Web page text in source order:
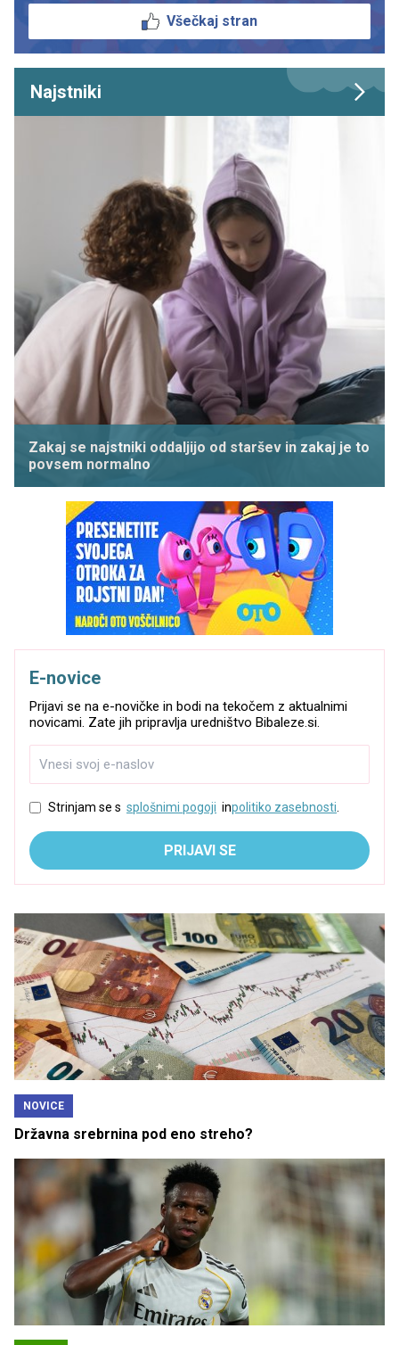
Všečkaj stran
Najstniki
Zakaj se najstniki oddaljijo od staršev in zakaj je to
povsem normalno
E-novice
Prijavi se na e-novičke in bodi na tekočem z aktualnimi
novicami. Zate jih pripravlja uredništvo Bibaleze.si.
Strinjam se s splošnimi pogoji inpolitiko zasebnosti
PRIJAVI SE
NOVICE
Državna srebrnina pod eno streho?